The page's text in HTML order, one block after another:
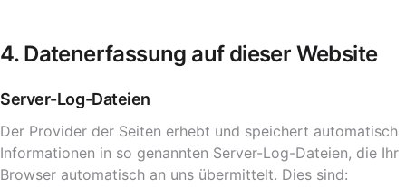
4. Datenerfassung auf dieser Website
Server-Log-Dateien
Der Provider der Seiten erhebt und speichert automatisch
Informationen in so genannten Server-Log-Dateien, die Ihr
Browser automatisch an uns übermittelt. Dies sind: